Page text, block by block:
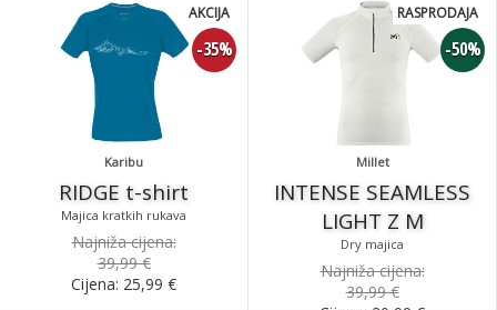
Karibu
RIDGE t-shirt
Majica kratkih rukava
-35%
AKCIJA
Najniža cijena:
39,99 €
Cijena: 25,99 €
Millet
INTENSE SEAMLESS
LIGHT Z M
Dry majica
-50%
RASPRODAJA
Najniža cijena:
39,99 €